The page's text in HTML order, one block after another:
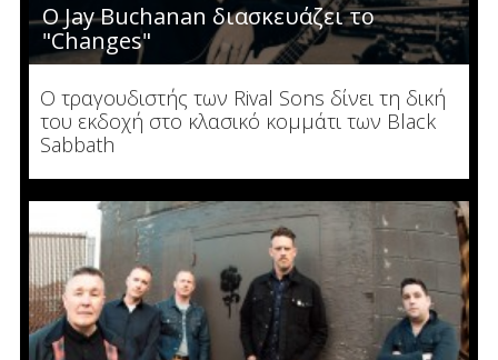
O Jay Buchanan διασκευάζει το
"Changes"
O τραγουδιστής των Rival Sons δίνει τη δική
του εκδοχή στο κλασικό κομμάτι των Black
Sabbath